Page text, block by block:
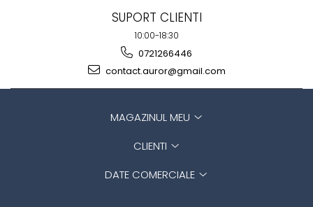
SUPORT CLIENTI
10:00-18:30
0721266446
contact.auror@gmail.com
MAGAZINUL MEU
CLIENTI
DATE COMERCIALE